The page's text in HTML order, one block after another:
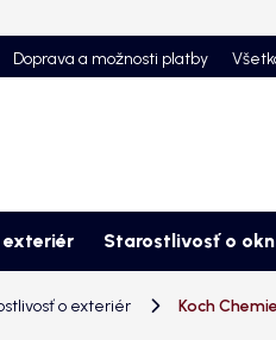
Doprava a možnosti platby
Starostlivosť o
o exteriér Koch